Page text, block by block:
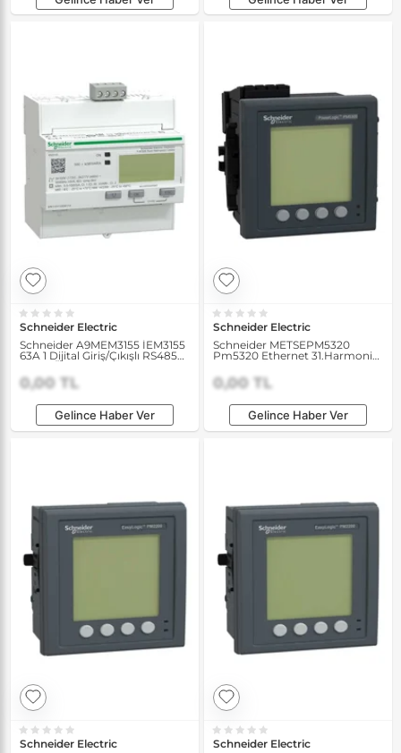
Schneider Electric
Schneider A9MEM3155 İEM3155
63A 1 Dijital Giriş/Çıkışlı RS485
0,00 TL
Gelince Haber Ver
Schneider Electric
Schneider METSEPM5320
Pm5320 Ethernet 31.Harmonik
Enerji Analizörü
0,00 TL
Gelince Haber Ver
Schneider Electric
Schneider Electric